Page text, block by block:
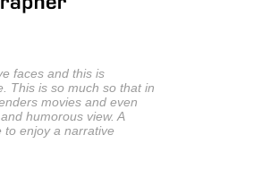
faces and this is
This is so much so that in
movies and even
humorous view. A
to enjoy a narrative